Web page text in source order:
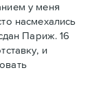
у меня
насмехались
Париж. 16
и